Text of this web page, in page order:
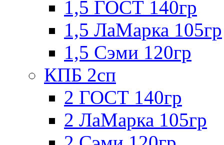
1,5 ГОСТ 140гр
1,5 ЛаМарка 105гр
1,5 Сэми 120гр
КПБ 2сп
2 ГОСТ 140гр
2 ЛаМарка 105гр